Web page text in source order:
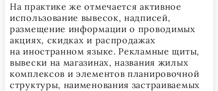
На практике же отмечается активное
использование вывесок, надписей,
размещение информации о проводимых
акциях, скидках и распродажах
на иностранном языке. Рекламные щиты,
вывески на магазинах, названия жилых
комплексов и элементов планировочной
структуры, наименования застраиваемых